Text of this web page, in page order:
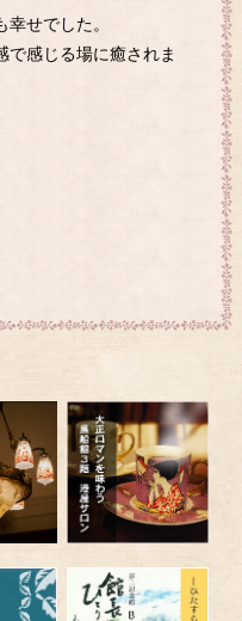
せでした。
で感じる場に癒されま